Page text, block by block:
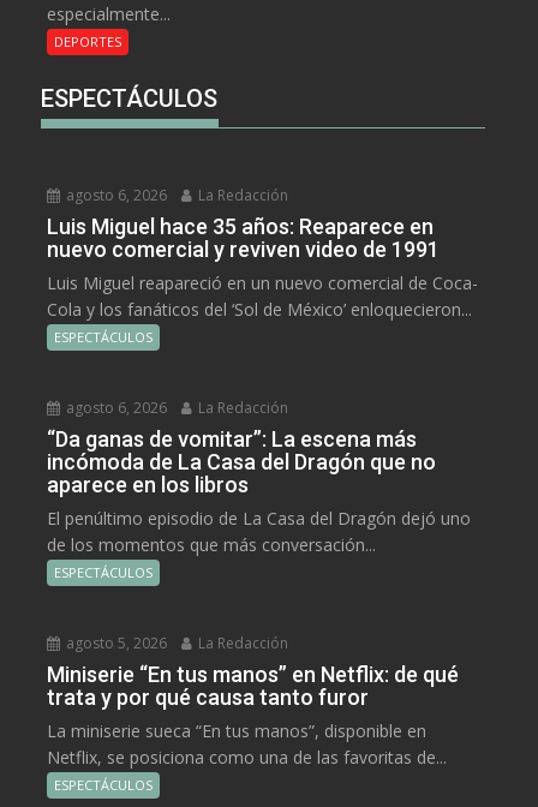
especialmente...
DEPORTES
ESPECTÁCULOS
agosto 6, 2026 La Redacción
Luis Miguel hace 35 años: Reaparece en
nuevo comercial y reviven video de 1991
Luis Miguel reapareció en un nuevo comercial de Coca-
Cola y los fanáticos del ‘Sol de México’ enloquecieron...
ESPECTÁCULOS
agosto 6, 2026 La Redacción
“Da ganas de vomitar”: La escena más
incómoda de La Casa del Dragón que no
aparece en los libros
El penúltimo episodio de La Casa del Dragón dejó uno
de los momentos que más conversación...
ESPECTÁCULOS
agosto 5, 2026 La Redacción
Miniserie “En tus manos” en Netflix: de qué
trata y por qué causa tanto furor
La miniserie sueca “En tus manos”, disponible en
Netflix, se posiciona como una de las favoritas de...
ESPECTÁCULOS